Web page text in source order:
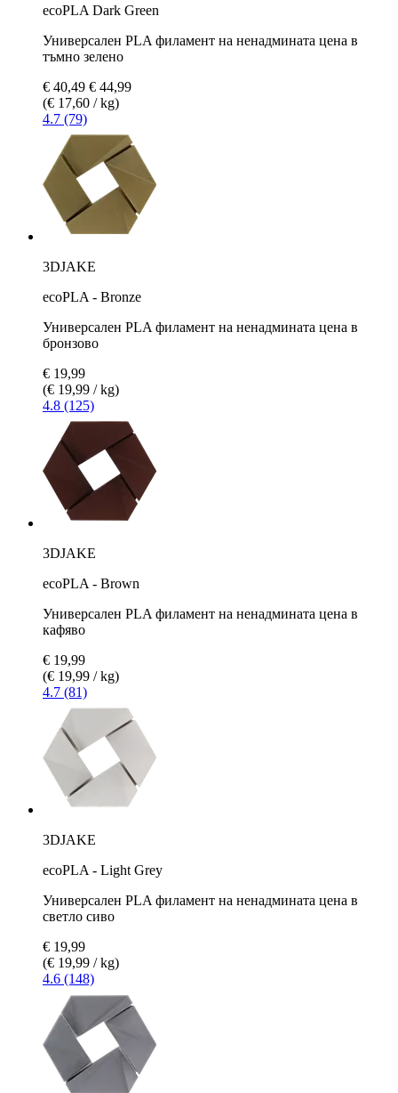
ecoPLA Dark Green
Универсален PLA филамент на ненадмината цена в
тъмно зелено
€ 40,49 € 44,99
(€ 17,60 / kg)
4.7 (79)
3DJAKE
ecoPLA - Bronze
Универсален PLA филамент на ненадмината цена в
бронзово
€ 19,99
(€ 19,99 / kg)
4.8 (125)
3DJAKE
ecoPLA - Brown
Универсален PLA филамент на ненадмината цена в
кафяво
€ 19,99
(€ 19,99 / kg)
4.7 (81)
3DJAKE
ecoPLA - Light Grey
Универсален PLA филамент на ненадмината цена в
светло сиво
€ 19,99
(€ 19,99 / kg)
4.6 (148)